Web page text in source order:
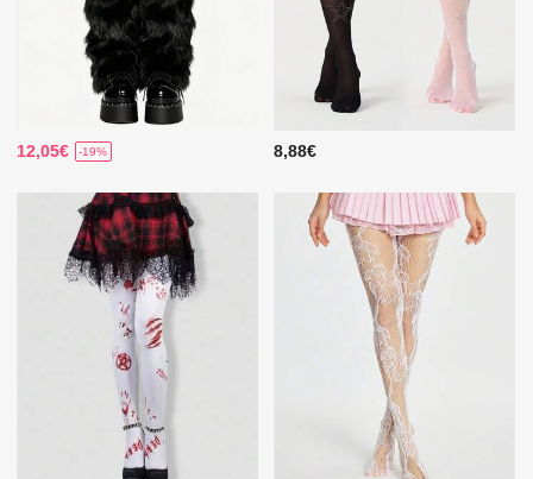
12,05€ -19% 8,88€